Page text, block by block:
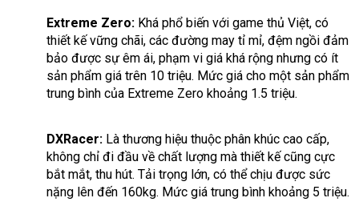
Extreme Zero: Khá phổ biến với game thủ Việt, có
thiết kế vững chãi, các đường may tỉ mỉ, đệm ngồi đảm
bảo được sự êm ái, phạm vi giá khá rộng nhưng có ít
sản phẩm giá trên 10 triệu. Mức giá cho một sản phẩm
trung bình của Extreme Zero khoảng 1.5 triệu.
DXRacer: Là thương hiệu thuộc phân khúc cao cấp,
không chỉ đi đầu về chất lượng mà thiết kế cũng cực
bắt mắt, thu hút. Tải trọng lớn, có thể chịu được sức
nặng lên đến 160kg. Mức giá trung bình khoảng 5 triệu.